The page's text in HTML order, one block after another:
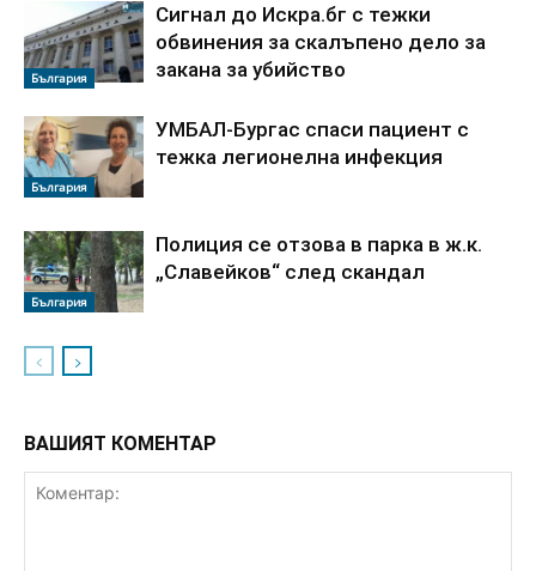
България
Сигнал до Искра.бг с тежки
обвинения за скалъпено дело за
закана за убийство
България
УМБАЛ-Бургас спаси пациент с
тежка легионелна инфекция
България
Полиция се отзова в парка в ж.к.
„Славейков“ след скандал
ВАШИЯТ КОМЕНТАР